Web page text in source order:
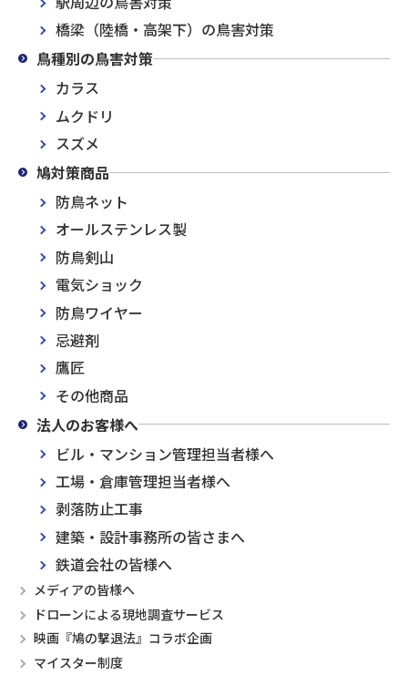
橋梁（陸橋・高架下）の鳥害対策
鳥種別の鳥害対策
カラス
ムクドリ
スズメ
鳩対策商品
防鳥ネット
オールステンレス製
防鳥剣山
電気ショック
防鳥ワイヤー
忌避剤
鷹匠
その他商品
法人のお客様へ
ビル・マンション管理担当者様へ
工場・倉庫管理担当者様へ
剥落防止工事
建築・設計事務所の皆さまへ
鉄道会社の皆様へ
メディアの皆様へ
ドローンによる現地調査サービス
映画『鳩の撃退法』コラボ企画
マイスター制度